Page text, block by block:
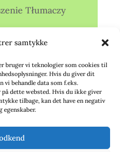
samtykke
bruger vi teknologier som cookies til
Hvis du giver dit
vi behandle data som f.eks.
dette websted. Hvis du ikke giver
tilbage, kan det have en negativ
Tłumaczy
(Ö.)
(ÖC)
Übersetzer (VdÜ)